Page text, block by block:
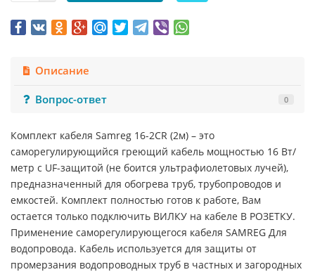
Описание
Вопрос-ответ
0
Комплект кабеля Samreg 16-2CR (2м) – это
саморегулирующийся греющий кабель мощностью 16 Вт/
метр с UF-защитой (не боится ультрафиолетовых лучей),
предназначенный для обогрева труб, трубопроводов и
емкостей. Комплект полностью готов к работе, Вам
остается только подключить ВИЛКУ на кабеле В РОЗЕТКУ.
Применение саморегулирующегося кабеля SAMREG Для
водопровода. Кабель используется для защиты от
промерзания водопроводных труб в частных и загородных